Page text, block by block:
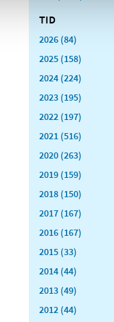
TID
2026 (84)
2025 (158)
2024 (224)
2023 (195)
2022 (197)
2021 (516)
2020 (263)
2019 (159)
2018 (150)
2017 (167)
2016 (167)
2015 (33)
2014 (44)
2013 (49)
2012 (44)